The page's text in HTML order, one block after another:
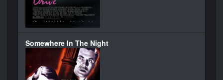
Somewhere In The Night